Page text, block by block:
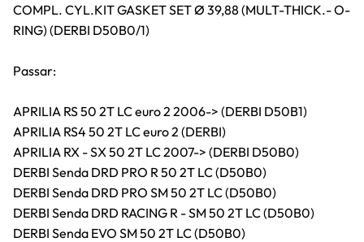
COMPL. CYL.KIT GASKET SET Ø 39,88 (MULT-THICK.- O-
RING) (DERBI D50B0/1)
Passar:
APRILIA RS 50 2T LC euro 2 2006-> (DERBI D50B1)
APRILIA RS4 50 2T LC euro 2 (DERBI)
APRILIA RX - SX 50 2T LC 2007-> (DERBI D50B0)
DERBI Senda DRD PRO R 50 2T LC (D50B0)
DERBI Senda DRD PRO SM 50 2T LC (D50B0)
DERBI Senda DRD RACING R - SM 50 2T LC (D50B0)
DERBI Senda EVO SM 50 2T LC (D50B0)